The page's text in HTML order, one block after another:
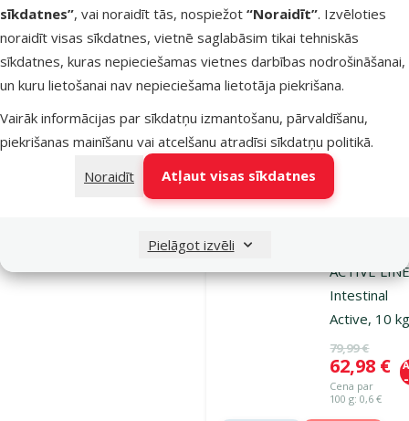
sīkdatnes”, vai noraidīt tās, nospiežot “Noraidīt”. Izvēloties
noraidīt visas sīkdatnes, vietnē saglabāsim tikai tehniskās
sīkdatnes, kuras nepieciešamas vietnes darbības nodrošināšanai,
un kuru lietošanai nav nepieciešama lietotāja piekrišana.
Vairāk informācijas par sīkdatņu izmantošanu, pārvaldīšanu,
piekrišanas mainīšanu vai atcelšanu atradīsi sīkdatņu politikā.
Noraidīt
Atļaut visas sīkdatnes
Pielāgot izvēli
E-veikala
cena 💻
TOP cena
💛
Noliktavā
piegāde
Veterinārā
ACTIVE
Intestinal
Active, 10
Oriģinālā
79,99 €
Cena
62,98 €
Cena par
100 g: 0,6 €